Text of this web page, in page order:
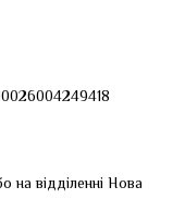
на відділенні Нова